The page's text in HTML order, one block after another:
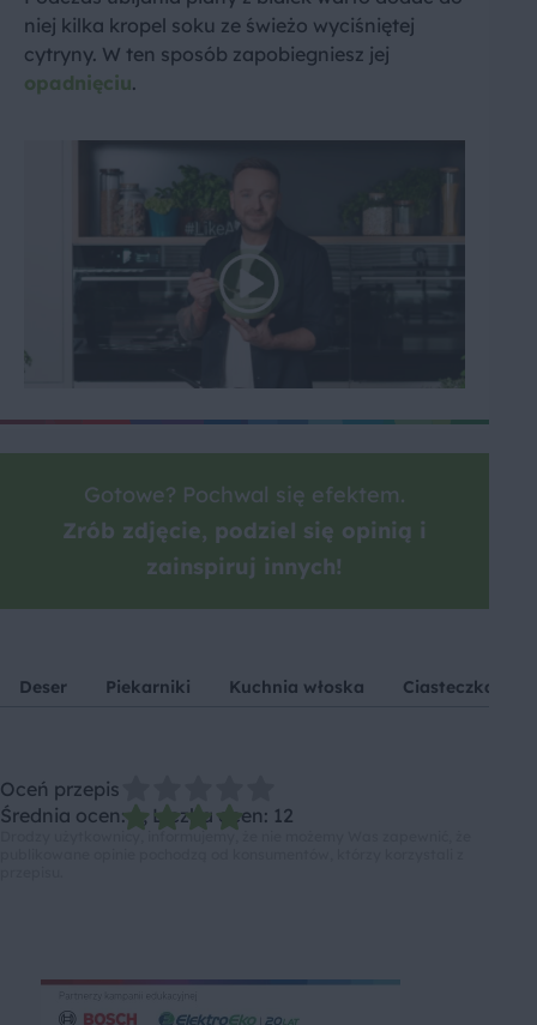
niej kilka kropel soku ze świeżo wyciśniętej
cytryny. W ten sposób zapobiegniesz jej
opadnięciu.
Gotowe? Pochwal się efektem.
Zrób zdjęcie, podziel się opinią i
zainspiruj innych!
Deser Piekarniki Kuchnia włoska Ciasteczka
Oceń przepis
Średnia ocen: 4, Liczba ocen: 12